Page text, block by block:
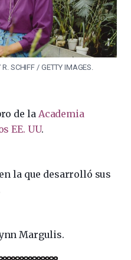
SCHIFF / GETTY IMAGES.
de laAcademia
EE. UU.
la que desarrolló sus
Margulis.